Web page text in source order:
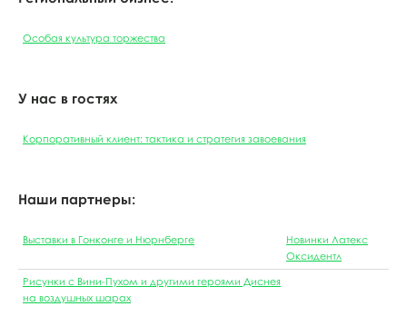
Особая культура торжества
У нас в гостях
Корпоративный клиент: тактика и стратегия завоевания
Наши партнеры:
Выставки в Гонконге и Нюрнберге
Новинки Латекс
Оксидентл
Рисунки с Вини-Пухом и другими героями Диснея
на воздушных шарах